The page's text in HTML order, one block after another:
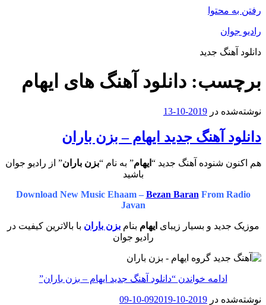
رفتن به محتوا
رادیو جوان
دانلود آهنگ جدید
برچسب: دانلود آهنگ های ایهام
نوشته‌شده در 2019-10-13
دانلود آهنگ جدید ایهام – بزن باران
هم اکنون شنوده آهنگ جدید “ ایهام” به نام “بزن باران” از رادیو جوان
باشید
Download New Music Ehaam – Bezan Baran From Radio
Javan
موزیک جدید و بسیار زیبای ایهام بنامبزن باران با بالاترین کیفیت در
رادیو جوان
ادامه خواندن “دانلود آهنگ جدید ایهام – بزن باران”
نوشته‌شده در 2019-10-09
2019-10-09